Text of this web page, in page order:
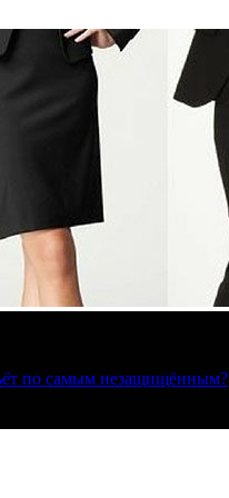
по самым незащищённым?